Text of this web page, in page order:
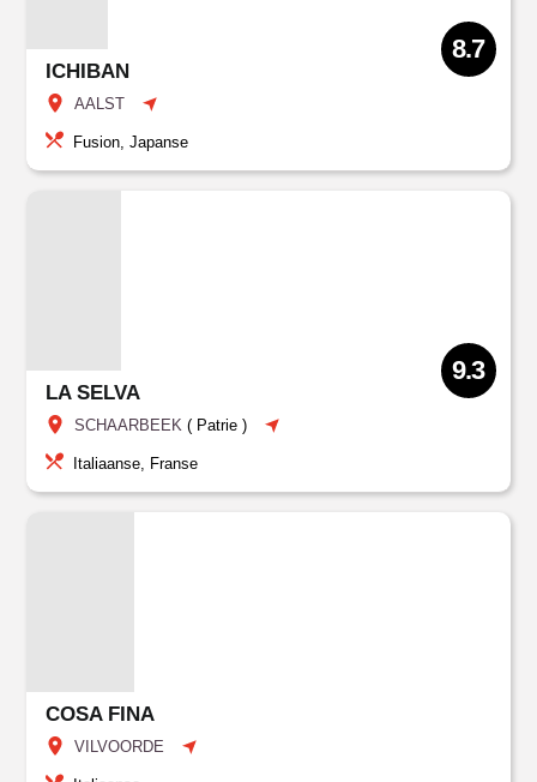
ICHIBAN
AALST
8.7
Fusion, Japanse
LA SELVA
SCHAARBEEK ( Patrie )
9.3
Italiaanse, Franse
COSA FINA
VILVOORDE